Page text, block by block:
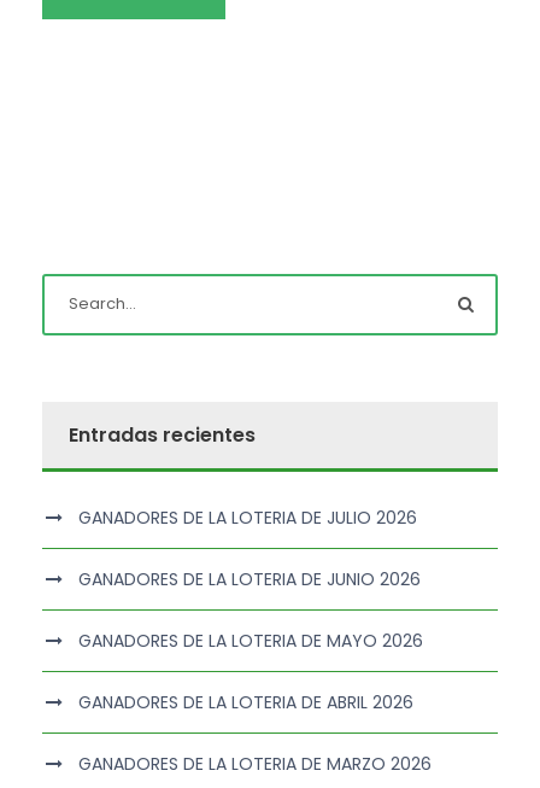
Entradas recientes
GANADORES DE LA LOTERIA DE JULIO 2026
GANADORES DE LA LOTERIA DE JUNIO 2026
GANADORES DE LA LOTERIA DE MAYO 2026
GANADORES DE LA LOTERIA DE ABRIL 2026
GANADORES DE LA LOTERIA DE MARZO 2026